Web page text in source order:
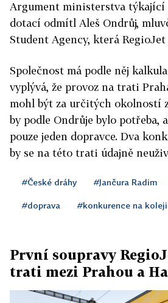
Argument ministerstva týkající
dotací odmítl Aleš Ondrůj,
Student Agency, která RegioJet
Společnost má podle něj
vyplývá, že provoz na trati
mohl být za určitých okolností
by podle Ondrůje bylo potřeba,
pouze jeden dopravce. Dva
by se na této trati údajně
#České dráhy #Jančura Radim
#doprava #konkurence na
První soupravy
trati mezi Prahou a